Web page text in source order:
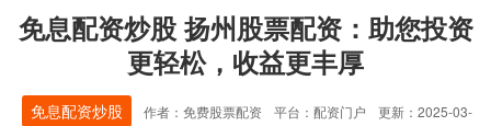
免息配资炒股 扬州股票配资：助您投资
更轻松，收益更丰厚
免息配资炒股 作者：免费股票配资 平台：配资门户
更新：2025-03-